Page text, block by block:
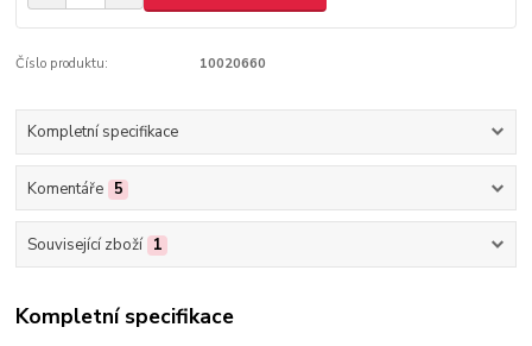
Číslo produktu: 10020660
Kompletní specifikace
Komentáře 5
Související zboží 1
Kompletní specifikace